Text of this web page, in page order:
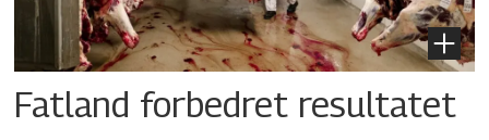
Fatland forbedret resultatet